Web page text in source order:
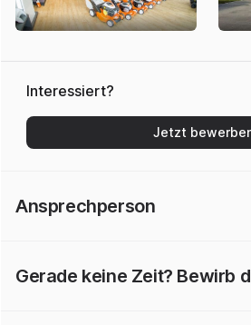
Interessiert?
Jetzt
Ansprechperson
Gerade keine Zeit? Bewirb